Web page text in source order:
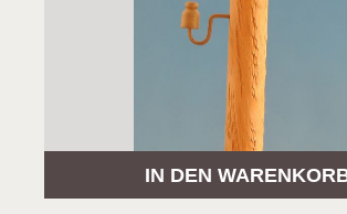
IN DEN